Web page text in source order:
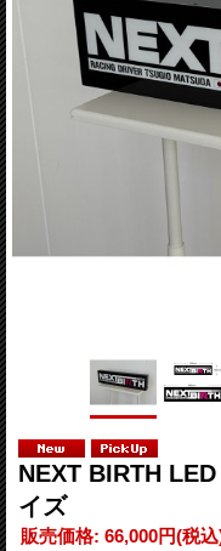
NEXT BIRTH
イズ
販売価格: 66,000円(税